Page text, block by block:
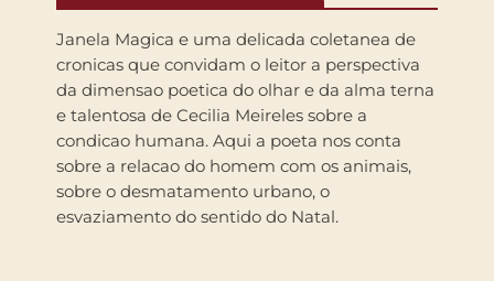
Janela Magica e uma delicada coletanea de
cronicas que convidam o leitor a perspectiva
da dimensao poetica do olhar e da alma terna
e talentosa de Cecilia Meireles sobre a
condicao humana. Aqui a poeta nos conta
sobre a relacao do homem com os animais,
sobre o desmatamento urbano, o
esvaziamento do sentido do Natal.